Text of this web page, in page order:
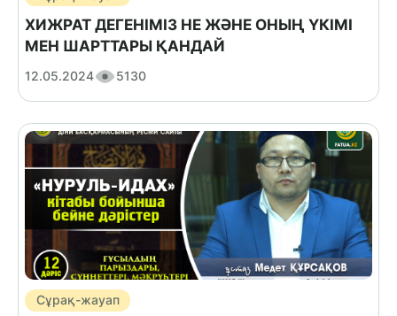
ХИЖРАТ ДЕГЕНІМІЗ НЕ ЖӘНЕ ОНЫҢ ҮКІМІ
МЕН ШАРТТАРЫ ҚАНДАЙ
12.05.2024 5130
Сұрақ-жауап